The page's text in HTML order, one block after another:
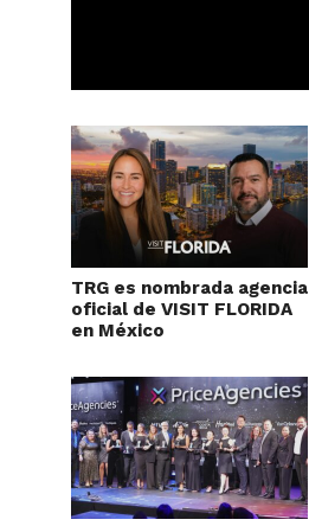
TRG es nombrada agencia
oficial de VISIT FLORIDA
en México